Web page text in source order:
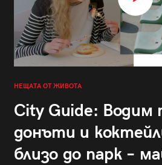
НЕЩАТА ОТ ЖИВОТА
City Guide: Водим
донъти и
близо до парк –